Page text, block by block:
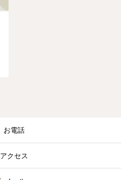
お電話
アクセス